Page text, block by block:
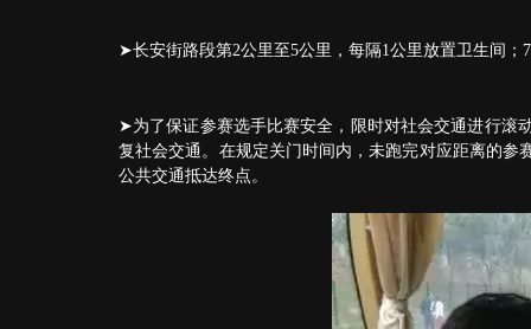
➤长安街路段第2公里至5公里，每隔1公里放置卫生间
➤为了保证参赛选手比赛安全，限时对社会交通进行滚
复社会交通。在规定关门时间内，未跑完对应距离的
公共交通抵达终点。